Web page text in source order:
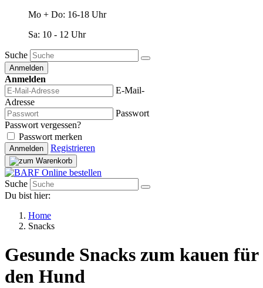
Mo + Do: 16-18 Uhr
Sa: 10 - 12 Uhr
Suche
Anmelden
Anmelden
E-Mail-
Adresse
Passwort
Passwort vergessen?
Passwort merken
Anmelden Registrieren
Suche
Du bist hier:
Home
Snacks
Gesunde Snacks zum kauen für
den Hund